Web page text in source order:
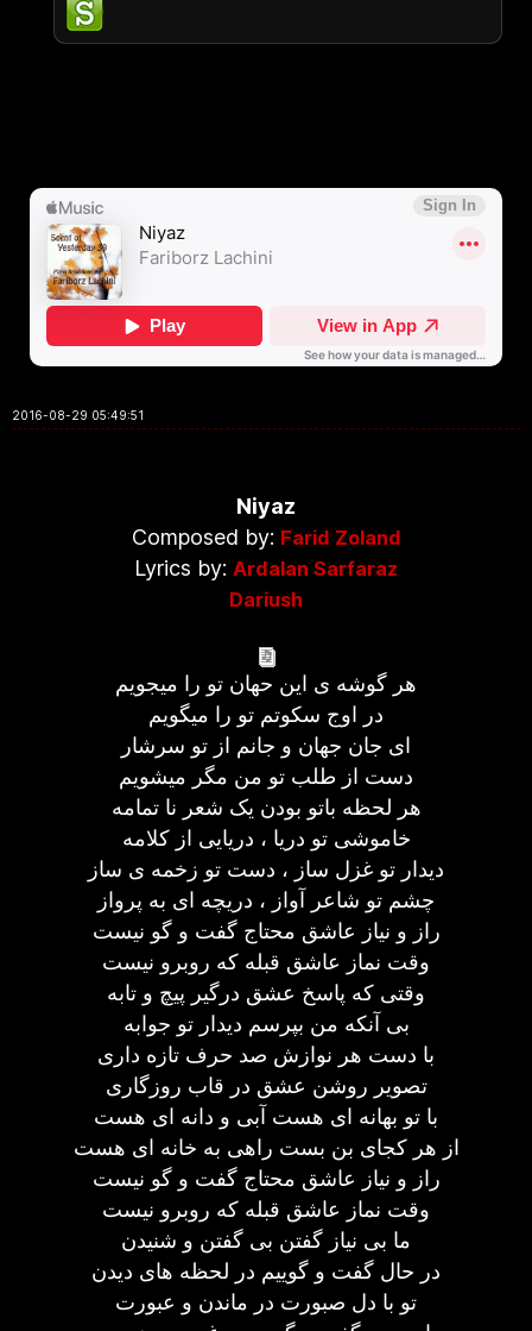
2016-08-29 05:49:51
Niyaz
Composed by: Farid Zoland
Lyrics by: Ardalan Sarfaraz
Dariush
هر گوشه ی این حهان تو را میجویم
در اوج سکوتم تو را میگویم
ای جان جهان و جانم از تو سرشار
دست از طلب تو من مگر میشویم
هر لحظه باتو بودن یک شعر نا تمامه
خاموشی تو دریا ، دریایی از کلامه
دیدار تو غزل ساز ، دست تو زخمه ی ساز
چشم تو شاعر آواز ، دریچه ای به پرواز
راز و نیاز عاشق محتاج گفت و گو نیست
وقت نماز عاشق قبله که روبرو نیست
وقتی که پاسخ عشق درگیر پیچ و تابه
بی آنکه من بپرسم دیدار تو جوابه
با دست هر نوازش صد حرف تازه داری
تصویر روشن عشق در قاب روزگاری
با تو بهانه ای هست آبی و دانه ای هست
از هر کجای بن بست راهی به خانه ای هست
راز و نیاز عاشق محتاج گفت و گو نیست
وقت نماز عاشق قبله که روبرو نیست
ما بی نیاز گفتن بی گفتن و شنیدن
در حال گفت و گوییم در لحظه های دیدن
تو با دل صبورت در ماندن و عبورت